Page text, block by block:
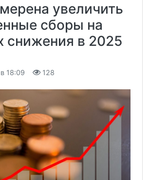
увеличить
сборы на
снижения в 2025
18:09 128